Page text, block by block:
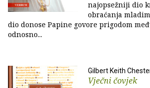
najopsežniji dio
obraćanja
dio donose Papine govore prigodom
odnosno...
Gilbert Keith
Vječni čovjek